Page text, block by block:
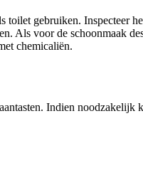
gebruiken. Inspecteer
Als voor de schoonmaak
chemicaliën.
Indien noodzakelijk